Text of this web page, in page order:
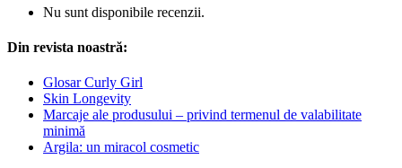
Nu sunt disponibile recenzii.
Din revista noastră:
Glosar Curly Girl
Skin Longevity
Marcaje ale produsului – privind termenul de valabilitate
minimă
Argila: un miracol cosmetic